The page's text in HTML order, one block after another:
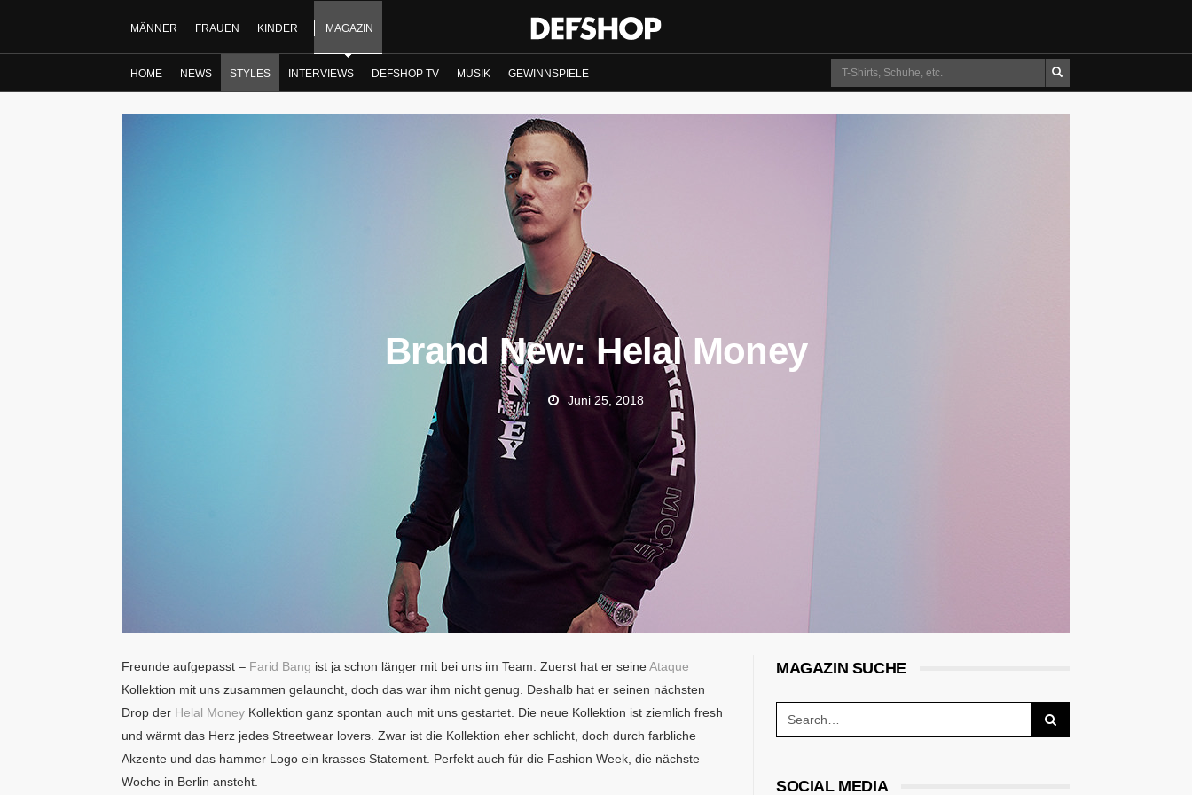
MÄNNER FRAUEN KINDER MAGAZIN
HOME NEWS STYLES INTERVIEWS DEFSHOP TV MUSIK GEWINNSPIELE
Brand New: Helal Money
Juni 25, 2018
Freunde aufgepasst – Farid Bang ist ja schon länger mit bei uns im Team. Zuerst hat er seineAtaque
Kollektion mit uns zusammen gelauncht, doch das war ihm nicht genug. Deshalb hat er seinen nächsten
Drop der Helal Money Kollektion ganz spontan auch mit uns gestartet. Die neue Kollektion ist ziemlich fresh
und wärmt das Herz jedes Streetwear lovers. Zwar ist die Kollektion eher schlicht, doch durch farbliche
Akzente und das hammer Logo ein krasses Statement. Perfekt auch für die Fashion Week, die nächste
Woche in Berlin ansteht.
MAGAZIN SUCHE
SOCIAL MEDIA